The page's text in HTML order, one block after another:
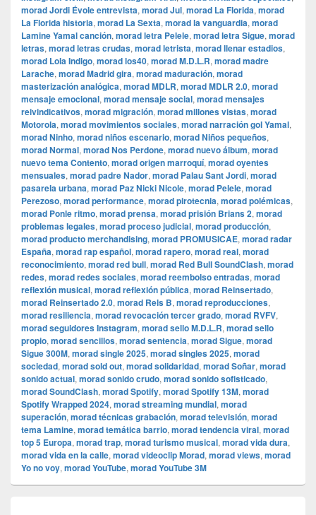
morad Jordi Évole entrevista, morad Jul, morad La Florida, morad
La Florida historia, morad La Sexta, morad la vanguardia, morad
Lamine Yamal canción, morad letra Pelele, morad letra Sigue, morad
letras, morad letras crudas, morad letrista, morad llenar estadios,
morad Lola Indigo, morad los40, morad M.D.L.R, morad madre
Larache, morad Madrid gira, morad maduración, morad
masterización analógica, morad MDLR, morad MDLR 2.0, morad
mensaje emocional, morad mensaje social, morad mensajes
reivindicativos, morad migración, morad millones vistas, morad
Motorola, morad movimientos sociales, morad narración gol Yamal,
morad Ninho, morad niños escenario, morad Niños pequeños,
morad Normal, morad Nos Perdone, morad nuevo álbum, morad
nuevo tema Contento, morad origen marroquí, morad oyentes
mensuales, morad padre Nador, morad Palau Sant Jordi, morad
pasarela urbana, morad Paz Nicki Nicole, morad Pelele, morad
Perezoso, morad performance, morad pirotecnia, morad polémicas,
morad Ponle ritmo, morad prensa, morad prisión Brians 2, morad
problemas legales, morad proceso judicial, morad producción,
morad producto merchandising, morad PROMUSICAE, morad radar
España, morad rap español, morad rapero, morad real, morad
reconocimiento, morad red bull, morad Red Bull SoundClash, morad
redes, morad redes sociales, morad reembolso entradas, morad
reflexión musical, morad reflexión pública, morad Reinsertado,
morad Reinsertado 2.0, morad Rels B, morad reproducciones,
morad resiliencia, morad revocación tercer grado, morad RVFV,
morad seguidores Instagram, morad sello M.D.L.R, morad sello
propio, morad sencillos, morad sentencia, morad Sigue, morad
Sigue 300M, morad single 2025, morad singles 2025, morad
sociedad, morad sold out, morad solidaridad, morad Soñar, morad
sonido actual, morad sonido crudo, morad sonido sofisticado,
morad SoundClash, morad Spotify, morad Spotify 13M, morad
Spotify Wrapped 2024, morad streaming mundial, morad
superación, morad técnicas grabación, morad televisión, morad
tema Lamine, morad temática barrio, morad tendencia viral, morad
top 5 Europa, morad trap, morad turismo musical, morad vida dura,
morad vida en la calle, morad videocli‏p Morad, morad views, morad
Yo no voy, morad YouTube, morad YouTube 3M